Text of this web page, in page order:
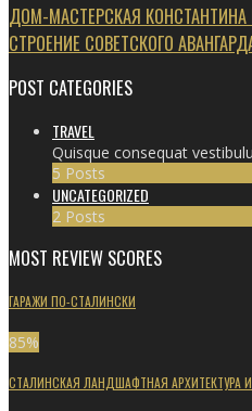
ДОМ-МАСТЕРСКАЯ КОНСТАНТИНА
СТРОЕНИЕ СОВЕТСКОГО
POST CATEGORIES
TRAVEL
Quisque consequat
5 Posts
UNCATEGORIZED
2 Posts
MOST REVIEW SCORES
ГАРАЖИ ПО-СТАЛИНСКИ
85%
СТАЛИНСКАЯ ЛАНДШАФТНАЯ АРХИТЕКТУРА